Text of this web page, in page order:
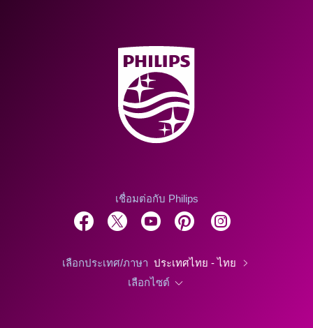
เชื่อมต่อกับ Philips
เลือกประเทศ/ภาษา ประเทศไทย - ไทย
เลือกไซต์